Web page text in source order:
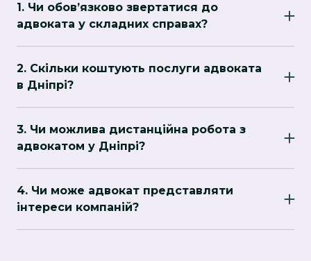
1. Чи обов’язково звертатися до
адвоката у складних справах?
фінансовими ризиками, кримінальними
звинуваченнями або складними
юридичними процедурами. Його досвід
допоможе уникнути помилок і досягти
найкращого результату.
2. Скільки коштують послуги адвоката
в Дніпрі?
Часто перша консультація може бути
безкоштовною або коштувати менше, ніж
подальші послуги. Дізнайтеся про цінову
політику заздалегідь.
3. Чи можлива дистанційна робота з
адвокатом у Дніпрі?
документів і супровід справ дистанційно. Це
зручно, особливо для клієнтів, які перебувають
за межами міста.
4. Чи може адвокат представляти
інтереси компаній?